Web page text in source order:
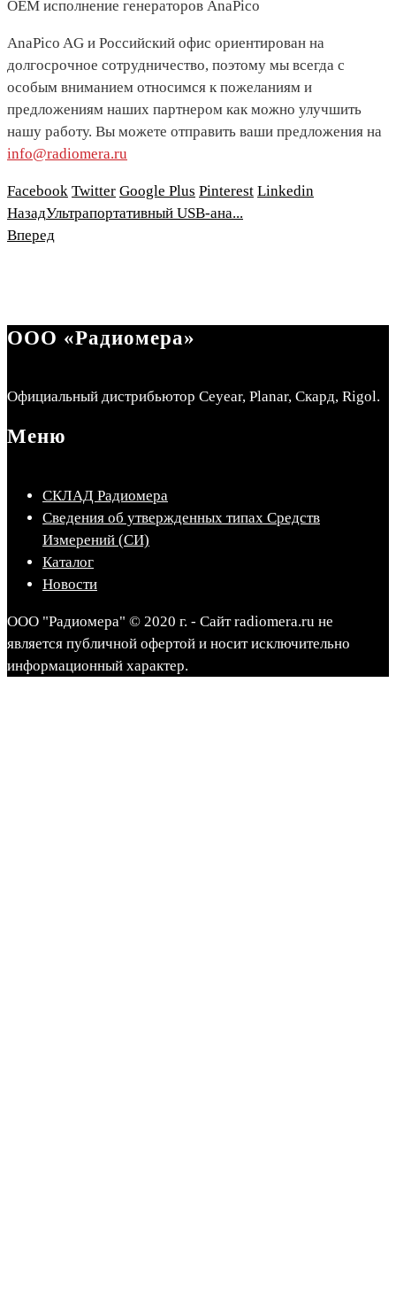
OEM исполнение генераторов AnaPico
AnaPico AG и Российский офис ориентирован на
долгосрочное сотрудничество, поэтому мы всегда с
особым вниманием относимся к пожеланиям и
предложениям наших партнером как можно улучшить
нашу работу. Вы можете отправить ваши предложения на
info@radiomera.ru
Facebook Twitter Google Plus Pinterest Linkedin
НазадУльтрапортативный USB-ана...
Вперед
ООО «Радиомера»
Официальный дистрибьютор Ceyear, Planar, Скард, Rigol.
Меню
СКЛАД Радиомера
Сведения об утвержденных типах Средств
Измерений (СИ)
Каталог
Новости
ООО "Радиомера" © 2020 г. - Сайт radiomera.ru не
является публичной офертой и носит исключительно
информационный характер.